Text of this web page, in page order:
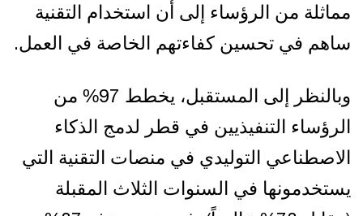
مماثلة من الرؤساء إلى أن استخدام التقنية
ساهم في تحسين كفاءتهم الخاصة في العمل.
وبالنظر إلى المستقبل، يخطط 97% من
الرؤساء التنفيذيين في قطر لدمج الذكاء
الاصطناعي التوليدي في منصات التقنية التي
يستخدمونها في السنوات الثلاث المقبلة